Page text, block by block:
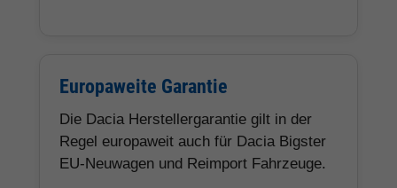
Europaweite Garantie
Die Dacia Herstellergarantie gilt in der
Regel europaweit auch für Dacia Bigster
EU-Neuwagen und Reimport Fahrzeuge.